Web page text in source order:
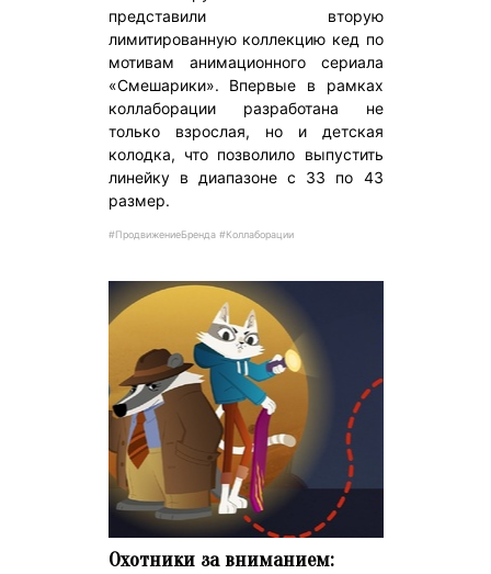
представили вторую
лимитированную коллекцию кед по
мотивам анимационного сериала
«Смешарики». Впервые в рамках
коллаборации разработана не
только взрослая, но и детская
колодка, что позволило выпустить
линейку в диапазоне с 33 по 43
размер.
#ПродвижениеБренда #Коллаборации
Охотники за вниманием: